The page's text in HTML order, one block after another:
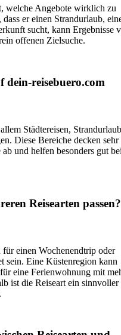
welche Angebote wirklich zu
er einen Strandurlaub,
sucht, kann Ergebnisse
offenen Zielsuche.
dein-reisebuero.com
Städtereisen,
Diese Bereiche decken sehr
und helfen besonders gut
Reisearten passen?
für einen Wochenendtrip oder
sein. Eine Küstenregion kann
eine Ferienwohnung mit
ist die Reiseart ein sinnvoller